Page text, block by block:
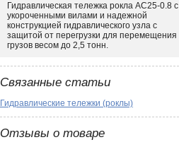
Гидравлическая тележка рокла АС25-0.8 с
укороченными вилами и надежной
конструкцией гидравлического узла с
защитой от перегрузки для перемещения
грузов весом до 2,5 тонн.
Связанные статьи
Гидравлические тележки (роклы)
Отзывы о товаре